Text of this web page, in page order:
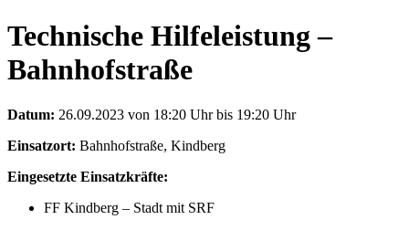
Technische Hilfeleistung –
Bahnhofstraße
Datum: 26.09.2023 von 18:20 Uhr bis 19:20 Uhr
Einsatzort: Bahnhofstraße, Kindberg
Eingesetzte Einsatzkräfte:
FF Kindberg – Stadt mit SRF